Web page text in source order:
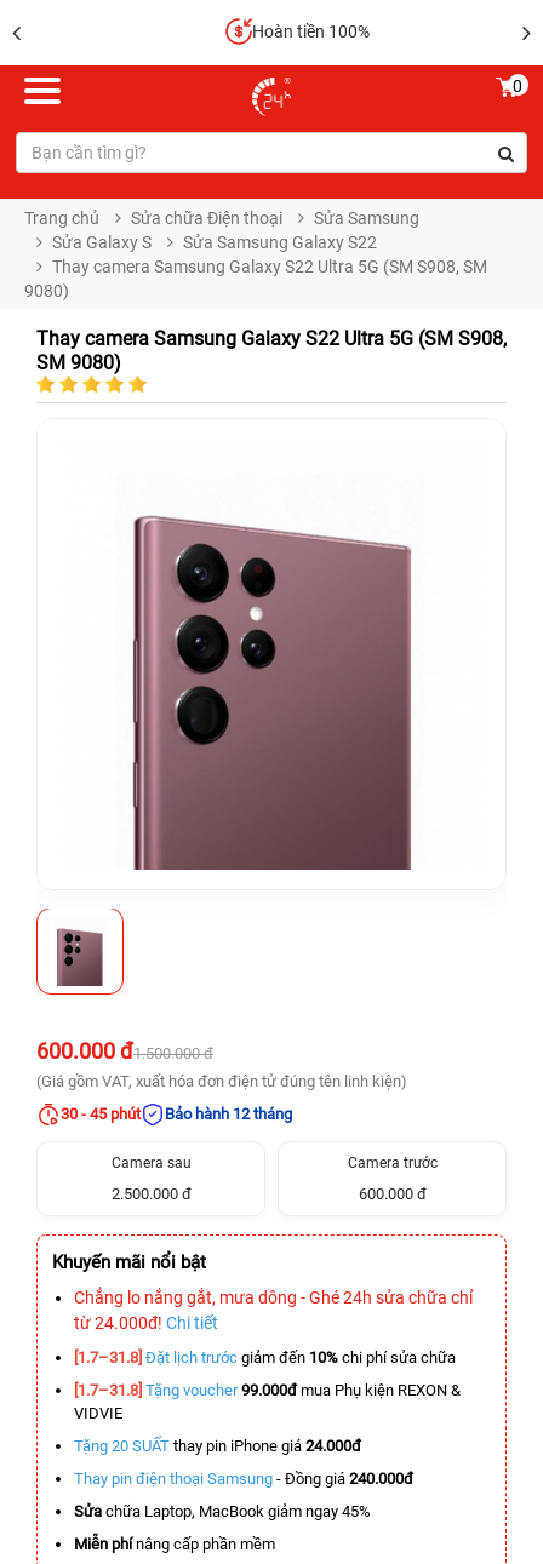
Hoàn tiền 100%
0
Trang chủ Sửa chữa Điện thoại
Sửa Samsung
Sửa Galaxy S
Sửa Samsung Galaxy S22
Thay camera Samsung Galaxy S22 Ultra 5G (SM S908, SM
9080)
Thay camera Samsung Galaxy S22 Ultra 5G (SM S908,
SM 9080)
600.000 đ1.500.000 đ
(Giá gồm VAT, xuất hóa đơn điện tử đúng tên linh kiện)
30 - 45 phút
Bảo hành 12 tháng
Camera sau
2.500.000 đ
Camera trước
600.000 đ
Khuyến mãi nổi bật
Chẳng lo nắng gắt, mưa dông - Ghé 24h sửa chữa chỉ
từ 24.000đ! Chi tiết
[1.7–31.8] Đặt lịch trước giảm đến 10% chi phí sửa chữa
[1.7–31.8] Tặng voucher 99.000đmua Phụ kiện REXON &
VIDVIE
Tặng 20 SUẤT thay pin iPhone giá 24.000đ
Thay pin điện thoại Samsung - Đồng giá 240.000đ
Sửa chữa Laptop, MacBook giảm ngay 45%
Miễn phínâng cấp phần mềm